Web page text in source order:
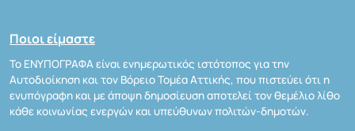
Ποιοι είμαστε
Το ΕΝΥΠΟΓΡΑΦΑ είναι ενημερωτικός ιστότοπος για την
Αυτοδιοίκηση και τον Βόρειο Τομέα Αττικής, που πιστεύει ότι η
ενυπόγραφη και με άποψη δημοσίευση αποτελεί τον θεμέλιο λίθο
κάθε κοινωνίας ενεργών και υπεύθυνων πολιτών-δημοτών.